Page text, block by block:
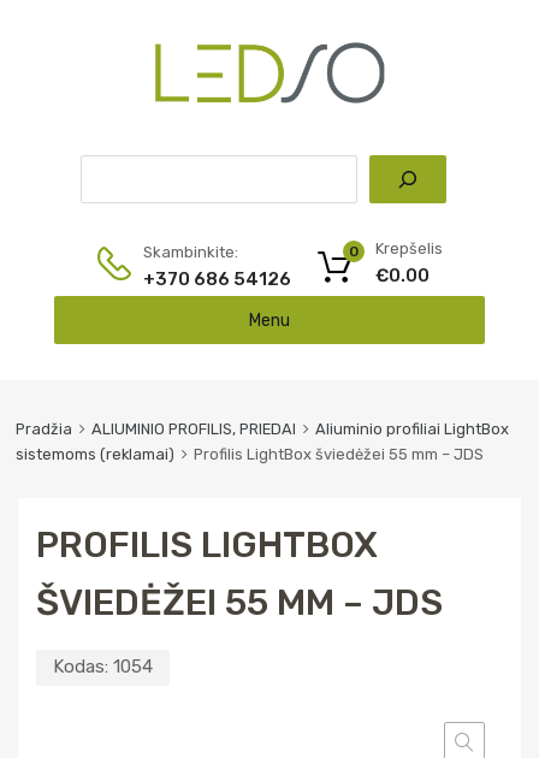
Skambinkite:
+370 686 54126
Krepšelis
€0.00
0
Menu
Pradžia ALIUMINIO PROFILIS, PRIEDAI
Aliuminio profiliai LightBox
sistemoms (reklamai)
Profilis LightBox šviedėžei 55 mm – JDS
PROFILIS LIGHTBOX
ŠVIEDĖŽEI 55 MM – JDS
Kodas: 1054